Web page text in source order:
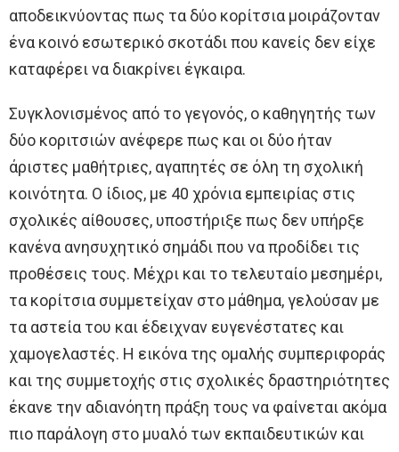
αποδεικνύοντας πως τα δύο κορίτσια μοιράζονταν
ένα κοινό εσωτερικό σκοτάδι που κανείς δεν είχε
καταφέρει να διακρίνει έγκαιρα.
Συγκλονισμένος από το γεγονός, ο καθηγητής των
δύο κοριτσιών ανέφερε πως και οι δύο ήταν
άριστες μαθήτριες, αγαπητές σε όλη τη σχολική
κοινότητα. Ο ίδιος, με 40 χρόνια εμπειρίας στις
σχολικές αίθουσες, υποστήριξε πως δεν υπήρξε
κανένα ανησυχητικό σημάδι που να προδίδει τις
προθέσεις τους. Μέχρι και το τελευταίο μεσημέρι,
τα κορίτσια συμμετείχαν στο μάθημα, γελούσαν με
τα αστεία του και έδειχναν ευγενέστατες και
χαμογελαστές. Η εικόνα της ομαλής συμπεριφοράς
και της συμμετοχής στις σχολικές δραστηριότητες
έκανε την αδιανόητη πράξη τους να φαίνεται ακόμα
πιο παράλογη στο μυαλό των εκπαιδευτικών και